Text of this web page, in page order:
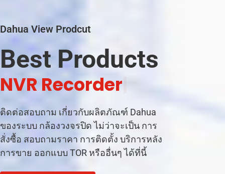
Dahua View Prodcut
Best Products
|
ติดต่อสอบถาม เกี่ยวกับผลิตภัณฑ์ Dahua
ของระบบ กล้องวงจรปิด ไม่ว่าจะเป็น การ
สั่งซื้อ สอบถามราคา การติดตั้ง บริการหลัง
การขาย ออกแบบ TOR หรืออื่นๆ ได้ที่นี้